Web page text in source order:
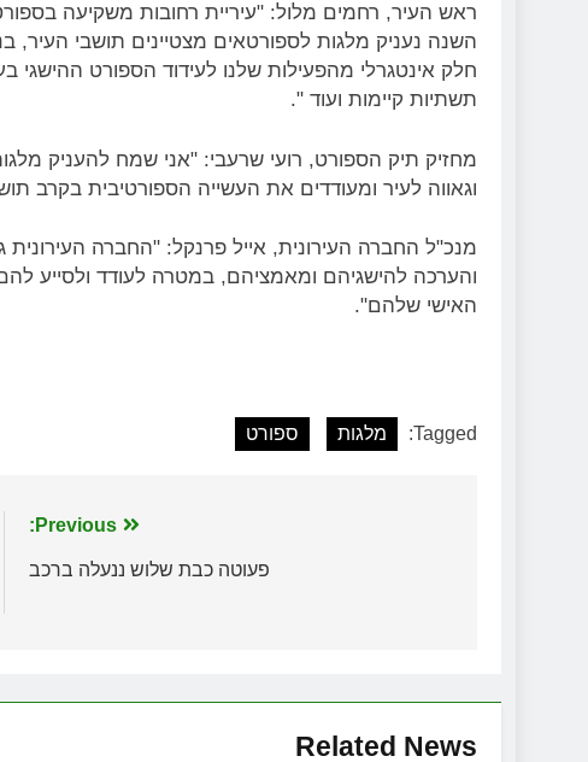
ראש העיר, רחמים מלול: "עיריית רחובות משקיעה
השנה נעניק מלגות לספורטאים מצטיינים תושבי העיר,
חלק אינטגרלי מהפעילות שלנו לעידוד הספורט ההישגי
תשתיות קיימות ועוד ".
מחזיק תיק הספורט, רועי שרעבי: "אני שמח להעניק
וגאווה לעיר ומעודדים את העשייה הספורטיבית בקרב
מנכ"ל החברה העירונית, אייל פרנקל: "החברה העירונית
והערכה להישגיהם ומאמציהם, במטרה לעודד ולסייע
האישי שלהם".
Tagged: מלגות ספורט
Previous:
פעוטה כבת שלוש ננעלה ברכב
Related News